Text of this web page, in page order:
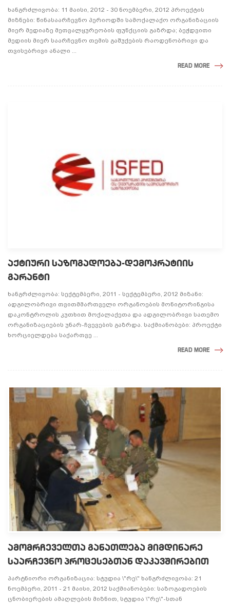
ხანგრძლივობა: 11 მაისი, 2012 - 30 ნოემბერი, 2012 პროექტის
მიზნები: წინასაარჩევნო პერიოდში სამოქალაქო ორგანიზაციის
მიერ მედიაზე მეთვალყურეობის ფუნქციის გაზრდა; ბეჭდვითი
მედიის მიერ საარჩევნო თემის გაშუქების რაოდენობრივი და
თვისებრივი ანალი ...
READ MORE
ᲐᲥᲢᲘᲣᲠᲘ ᲡᲐᲖᲝᲒᲐᲓᲝᲔᲑᲐ-ᲓᲔᲛᲝᲙᲠᲐᲢᲘᲘᲡ
ᲒᲐᲠᲐᲜᲢᲘ
ხანგრძლივობა: სექტემბერი, 2011 - სექტემბერი, 2012 მიზანი:
ადგილობრივი თვითმმართველი ორგანოების მონიტორინგისა
დაკონტროლის კუთხით მოქალაქეთა და ადგილობრივი სათემო
ორგანიზაციების უნარ-ჩვევების გაზრდა. საქმიანობები: პროექტი
ხორციელდება საქართვე ...
READ MORE
ᲐᲛᲝᲛᲠᲩᲔᲕᲔᲚᲗᲐ ᲒᲐᲜᲐᲗᲚᲔᲑᲐ ᲛᲘᲛᲓᲘᲜᲐᲠᲔ
ᲡᲐᲐᲠᲩᲔᲕᲜᲝ ᲞᲠᲝᲪᲔᲡᲔᲑᲗᲐᲜ ᲓᲐᲙᲐᲕᲨᲘᲠᲔᲑᲘᲗ
პარტნიორი ორგანიზაცია: სტუდია \"რე\" ხანგრძლივობა: 21
ნოემბერი, 2011 - 21 მაისი, 2012 საქმიანობები: საზოგადოების
ცნობიერების ამაღლების მიზნით, სტუდია \"რე\"-სთან